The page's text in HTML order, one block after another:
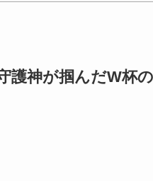
護神が掴んだW杯